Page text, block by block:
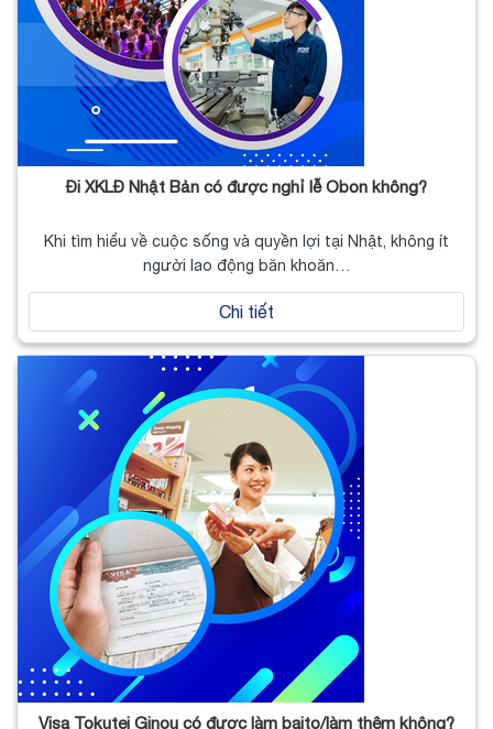
Đi XKLĐ Nhật Bản có được nghỉ lễ Obon không?
Khi tìm hiểu về cuộc sống và quyền lợi tại Nhật, không ít
người lao động băn khoăn…
Chi tiết
Visa Tokutei Ginou có được làm baito/làm thêm không?